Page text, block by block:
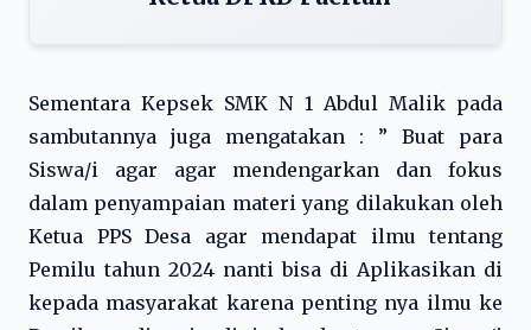
Sementara Kepsek SMK N 1 Abdul Malik pada
sambutannya juga mengatakan : ” Buat para
Siswa/i agar agar mendengarkan dan fokus
dalam penyampaian materi yang dilakukan oleh
Ketua PPS Desa agar mendapat ilmu tentang
Pemilu tahun 2024 nanti bisa di Aplikasikan di
kepada masyarakat karena penting nya ilmu ke